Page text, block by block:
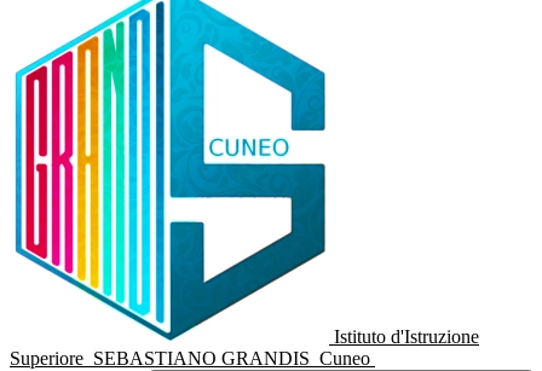
Istituto d'Istruzione
Superiore SEBASTIANO GRANDIS Cuneo